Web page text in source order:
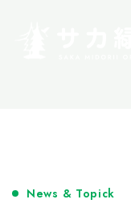
News & Topick